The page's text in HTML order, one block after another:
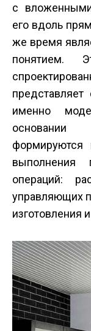
с
его вдоль
же время
понятием.
именно
выполнения
операций:
управляющих
изготовления